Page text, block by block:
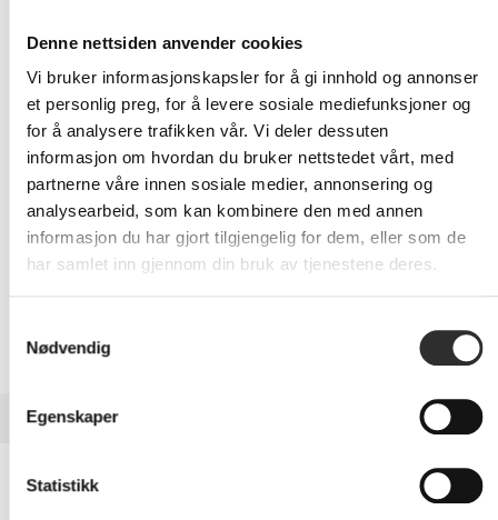
Denne nettsiden anvender cookies
Vi bruker informasjonskapsler for å gi innhold og annonser
et personlig preg, for å levere sosiale mediefunksjoner og
for å analysere trafikken vår. Vi deler dessuten
informasjon om hvordan du bruker nettstedet vårt, med
partnerne våre innen sosiale medier, annonsering og
analysearbeid, som kan kombinere den med annen
informasjon du har gjort tilgjengelig for dem, eller som de
har samlet inn gjennom din bruk av tjenestene deres.
Nødvendig
Egenskaper
Statistikk
Eks mva
- +
LEGG I HANDLEVOGN
Nettlager: Ikke på lager (estimert12dager)
BESKRIVELSE
AMD Ryzen 9 9900X3D - 4.4 GHz - 12-core
- 24 tråder - 128 MB cache - Socket AM5 - Boks